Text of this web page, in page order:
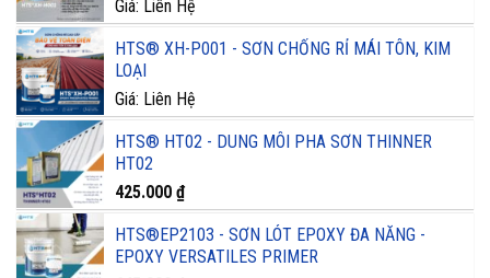
Giá: Liên Hệ
HTS® XH-P001 - SƠN CHỐNG RỈ MÁI TÔN, KIM
LOẠI
Giá: Liên Hệ
HTS® HT02 - DUNG MÔI PHA SƠN THINNER
HT02
425.000 ₫
HTS®EP2103 - SƠN LÓT EPOXY ĐA NĂNG -
EPOXY VERSATILES PRIMER